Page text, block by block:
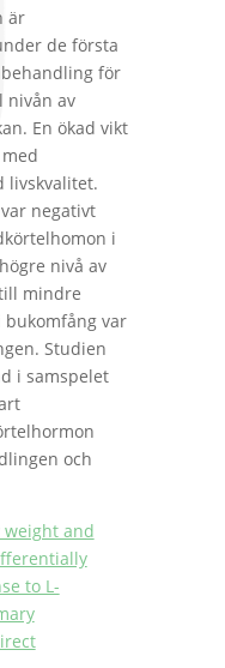
är
de första
för
nivån av
En ökad vikt
livskvalitet.
negativt
i
nivå av
mindre
var
Studien
i samspelet
och
weight and
to L-